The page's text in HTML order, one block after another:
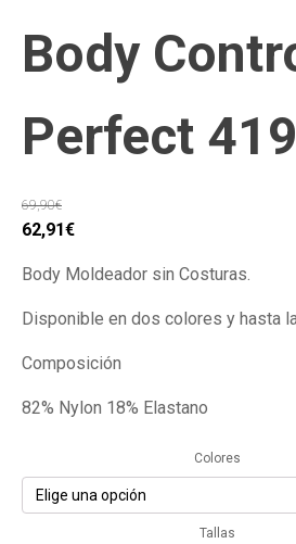
Body
Perfect
69,90€
El
original
era:
62,91€El
actual
es:
Body Moldeador sin Costuras.
Disponible en dos colores y hasta
Composición
82% Nylon 18% Elastano
Colores
Tallas